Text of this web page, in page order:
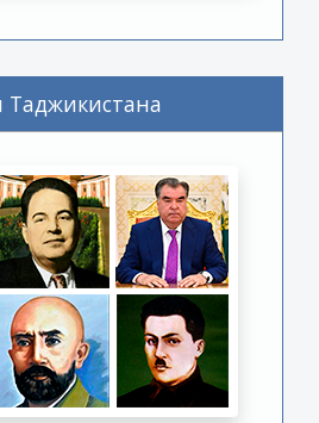
Таджикистана